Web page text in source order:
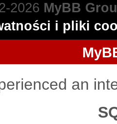
2026 MyBB
i pliki
an